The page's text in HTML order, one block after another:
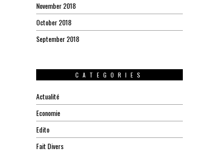
November 2018
October 2018
September 2018
CATEGORIES
Actualité
Economie
Edito
Fait Divers